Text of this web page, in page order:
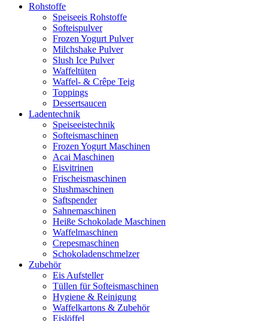
Rohstoffe
Speiseeis Rohstoffe
Softeispulver
Frozen Yogurt Pulver
Milchshake Pulver
Slush Ice Pulver
Waffeltüten
Waffel- & Crêpe Teig
Toppings
Dessertsaucen
Ladentechnik
Speiseeistechnik
Softeismaschinen
Frozen Yogurt Maschinen
Acai Maschinen
Eisvitrinen
Frischeismaschinen
Slushmaschinen
Saftspender
Sahnemaschinen
Heiße Schokolade Maschinen
Waffelmaschinen
Crepesmaschinen
Schokoladenschmelzer
Zubehör
Eis Aufsteller
Tüllen für Softeismaschinen
Hygiene & Reinigung
Waffelkartons & Zubehör
Eislöffel